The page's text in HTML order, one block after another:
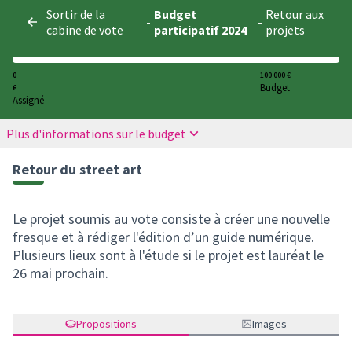
Sortir de la
cabine de vote
- Budget
participatif 2024
- Retour aux
projets
0
€
Assigné
100 000 €
Budget
Plus d'informations sur le budget
Retour du street art
Le projet soumis au vote consiste à créer une nouvelle
fresque et à rédiger l'édition d’un guide numérique.
Plusieurs lieux sont à l'étude si le projet est lauréat le
26 mai prochain.
Propositions Images
Panneau de gestion des cookies